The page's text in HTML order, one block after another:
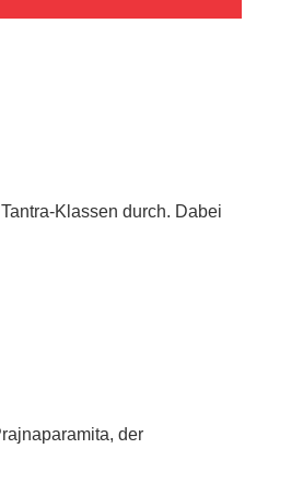
Klassen durch. Dabei
der